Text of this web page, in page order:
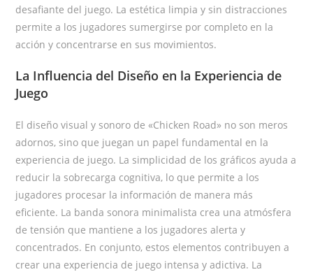
desafiante del juego. La estética limpia y sin distracciones
permite a los jugadores sumergirse por completo en la
acción y concentrarse en sus movimientos.
La Influencia del Diseño en la Experiencia de
Juego
El diseño visual y sonoro de «Chicken Road» no son meros
adornos, sino que juegan un papel fundamental en la
experiencia de juego. La simplicidad de los gráficos ayuda a
reducir la sobrecarga cognitiva, lo que permite a los
jugadores procesar la información de manera más
eficiente. La banda sonora minimalista crea una atmósfera
de tensión que mantiene a los jugadores alerta y
concentrados. En conjunto, estos elementos contribuyen a
crear una experiencia de juego intensa y adictiva. La